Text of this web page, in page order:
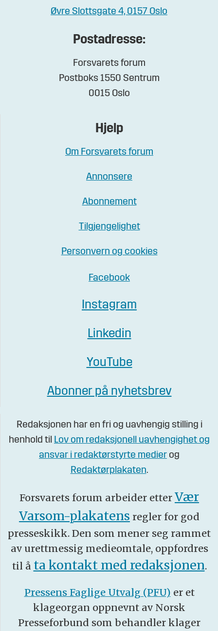
Øvre Slottsgate 4, 0157 Oslo
Postadresse:
Forsvarets forum
Postboks 1550 Sentrum
0015 Oslo
Hjelp
Om Forsvarets forum
Annonsere
Abonnement
Tilgjengelighet
Personvern og cookies
Facebook
Instagram
Linkedin
YouTube
Abonner på nyhetsbrev
Redaksjonen har en fri og uavhengig stilling i
henhold til Lov om redaksjonell uavhengighet og
ansvar i redaktørstyrte medier og
Redaktørplakaten.
Forsvarets forum arbeider etter Vær
Varsom-plakatens regler for god
presseskikk. Den som mener seg rammet
av urettmessig medieomtale, oppfordres
til å ta kontakt med redaksjonen.
Pressens Faglige Utvalg (PFU) er et
klageorgan oppnevnt av Norsk
Presseforbund som behandler klager